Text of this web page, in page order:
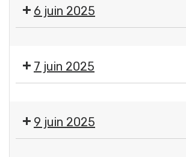
6 juin 2025
Cirque
et
-
Compagnie
7 juin 2025
fin
d'année
9 juin 2025